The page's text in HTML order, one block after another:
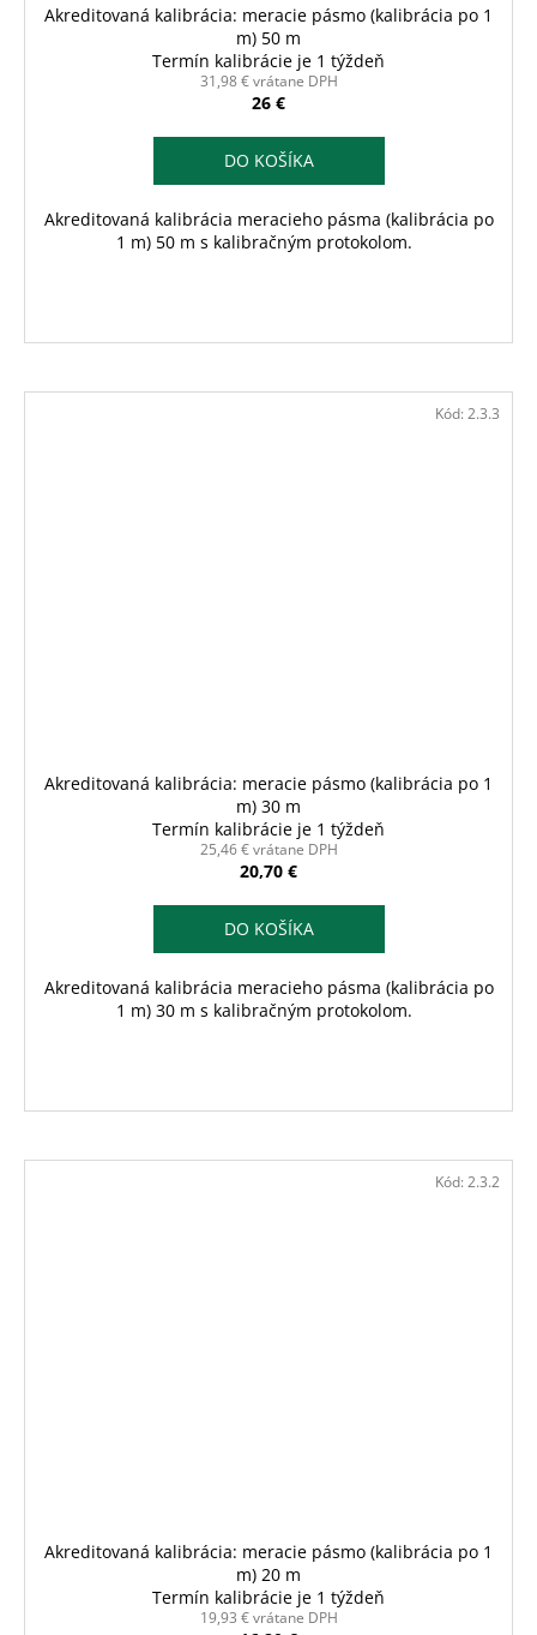
Akreditovaná kalibrácia: meracie pásmo (kalibrácia po 1
m) 50 m
Termín kalibrácie je 1 týždeň
31,98 € vrátane DPH
26 €
DO KOŠÍKA
Akreditovaná kalibrácia meracieho pásma (kalibrácia po
1 m) 50 m s kalibračným protokolom.
Akreditovaná kalibrácia: meracie pásmo (kalibrácia po 1
m) 30 m
Termín kalibrácie je 1 týždeň
25,46 € vrátane DPH
20,70 €
DO KOŠÍKA
Akreditovaná kalibrácia meracieho pásma (kalibrácia po
1 m) 30 m s kalibračným protokolom.
Kód: 2.3.3
Akreditovaná kalibrácia: meracie pásmo (kalibrácia po 1
m) 20 m
Termín kalibrácie je 1 týždeň
19,93 € vrátane DPH
Kód: 2.3.2